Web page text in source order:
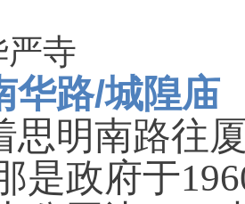
严寺
华路/城隍庙
思明南路往
是政府于